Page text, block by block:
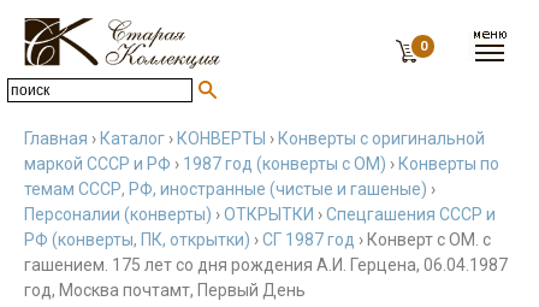
0
Главная › Каталог › КОНВЕРТЫ › Конверты с оригинальной
маркой СССР и РФ › 1987 год (конверты с ОМ) › Конверты по
темам СССР, РФ, иностранные (чистые и гашеные) ›
Персоналии (конверты) ›ОТКРЫТКИ ›Спецгашения СССР и
РФ (конверты, ПК, открытки) ›СГ 1987 год › Конверт с ОМ. с
гашением. 175 лет со дня рождения А.И. Герцена, 06.04.1987
год, Москва почтамт, Первый День